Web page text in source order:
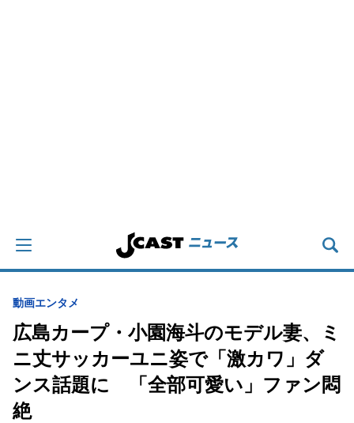
動画エンタメ
広島カープ・小園海斗のモデル妻、ミ
ニ丈サッカーユニ姿で「激カワ」ダ
ンス話題に 「全部可愛い」ファン悶
絶